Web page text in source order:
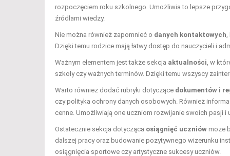
rozpoczęciem roku szkolnego. Umożliwia to lepsze
źródłami wiedzy.
Nie można również zapomnieć o danych kontaktowych
Dzięki temu rodzice mają łatwy dostęp do nauczycieli i
Ważnym elementem jest także sekcja aktualności , w
szkoły czy ważnych terminów. Dzięki temu wszyscy
Warto również dodać rubryki dotyczące dokumentów i
czy polityka ochrony danych osobowych. Również
cenne. Umożliwiają one uczniom rozwijanie swoich pasji
Ostatecznie sekcja dotycząca osiągnięć uczniów może
dalszej pracy oraz budowanie pozytywnego wizerunku
osiągnięcia sportowe czy artystyczne sukcesy uczniów.